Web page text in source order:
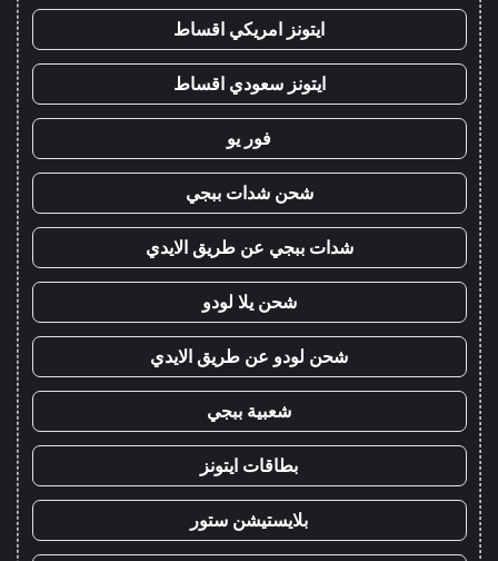
ايتونز امريكي اقساط
ايتونز سعودي اقساط
فور يو
شحن شدات ببجي
شدات ببجي عن طريق الايدي
شحن يلا لودو
شحن لودو عن طريق الايدي
شعبية ببجي
بطاقات ايتونز
بلايستيشن ستور